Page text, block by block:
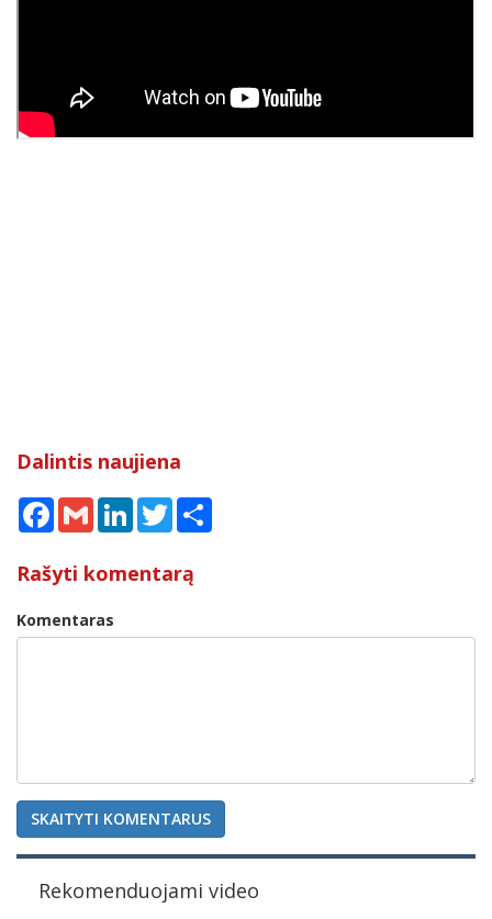
Dalintis naujiena
Facebook
Gmail LinkedInTwitter
Rašyti komentarą
Komentaras
SKAITYTI KOMENTARUS
Rekomenduojami video